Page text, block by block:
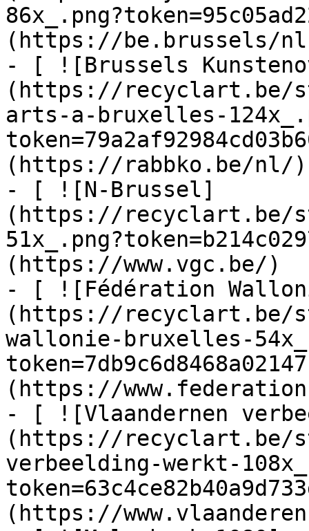
(https://be.brussels/
- [ ![Brussels
(https://recyclart.be/
arts-a-bruxelles-
(https://rabbko.be/nl/)
- [ ![N-Brussel]
(https://recyclart.be/
(https://www.vgc.be/)
- [ ![Fédération
(https://recyclart.be/
wallonie-bruxelles-
(https://
- [ ![Vlaandernen
(https://recyclart.be/
verbeelding-werkt-
(https://